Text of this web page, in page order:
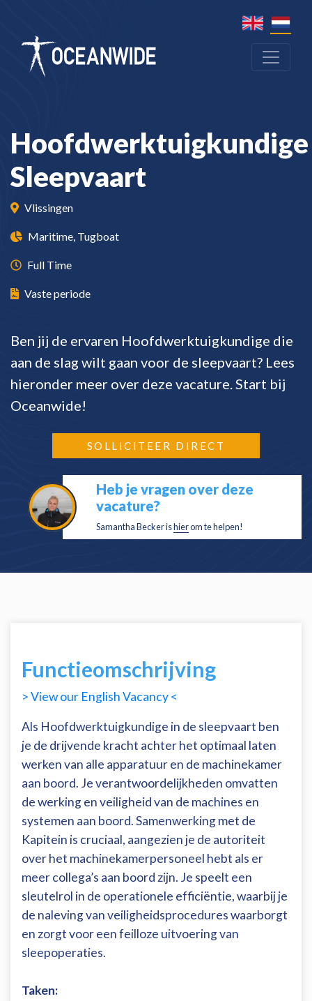
Hoofdwerktuigkundige
Sleepvaart
Vlissingen
Maritime, Tugboat
Full Time
Vaste periode
Ben jij de ervaren Hoofdwerktuigkundige die
aan de slag wilt gaan voor de sleepvaart? Lees
hieronder meer over deze vacature. Start bij
Oceanwide!
SOLLICITEER DIRECT
Heb je vragen over deze
vacature?
Samantha Becker ishierom te helpen!
Functieomschrijving
> View our English Vacancy <
Als Hoofdwerktuigkundige in de sleepvaart ben
je de drijvende kracht achter het optimaal laten
werken van alle apparatuur en de machinekamer
aan boord. Je verantwoordelijkheden omvatten
de werking en veiligheid van de machines en
systemen aan boord. Samenwerking met de
Kapitein is cruciaal, aangezien je de autoriteit
over het machinekamerpersoneel hebt als er
meer collega’s aan boord zijn. Je speelt een
sleutelrol in de operationele efficiëntie, waarbij je
de naleving van veiligheidsprocedures waarborgt
en zorgt voor een feilloze uitvoering van
sleepoperaties.
Taken: